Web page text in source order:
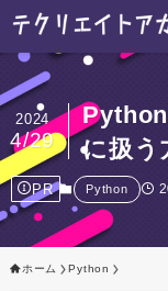
に扱う
2024
4/29
PR Python
ホーム Python